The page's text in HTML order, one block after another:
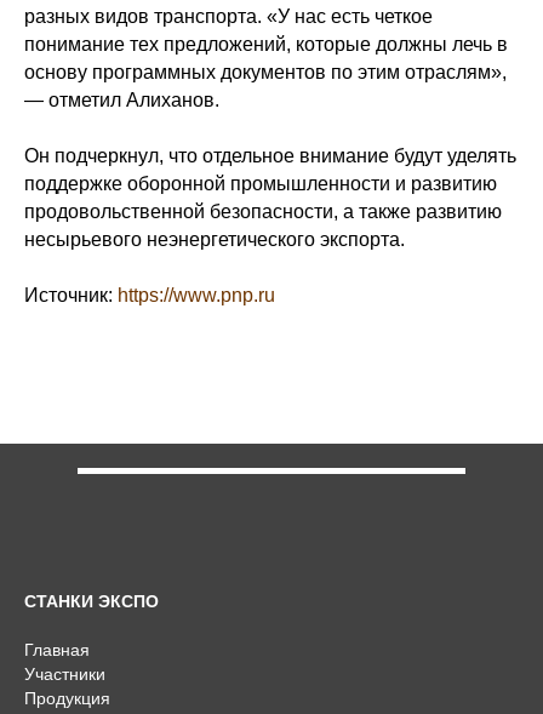
разных видов транспорта. «У нас есть четкое
понимание тех предложений, которые должны лечь в
основу программных документов по этим отраслям»,
— отметил Алиханов.
Он подчеркнул, что отдельное внимание будут уделять
поддержке оборонной промышленности и развитию
продовольственной безопасности, а также развитию
несырьевого неэнергетического экспорта.
Источник: https://www.pnp.ru
СТАНКИ ЭКСПО
Главная
Участники
Продукция